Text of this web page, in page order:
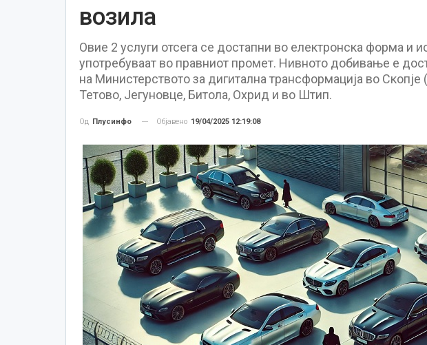
возила
Овие 2 услуги отсега се достапни во електронска форма и
употребуваат во правниот промет. Нивното добивање е
на Министерството за дигитална трансформација во
Тетово, Јегуновце, Битола, Охрид и во Штип.
Од Плусинфо Објавено 19/04/2025 12:19:08